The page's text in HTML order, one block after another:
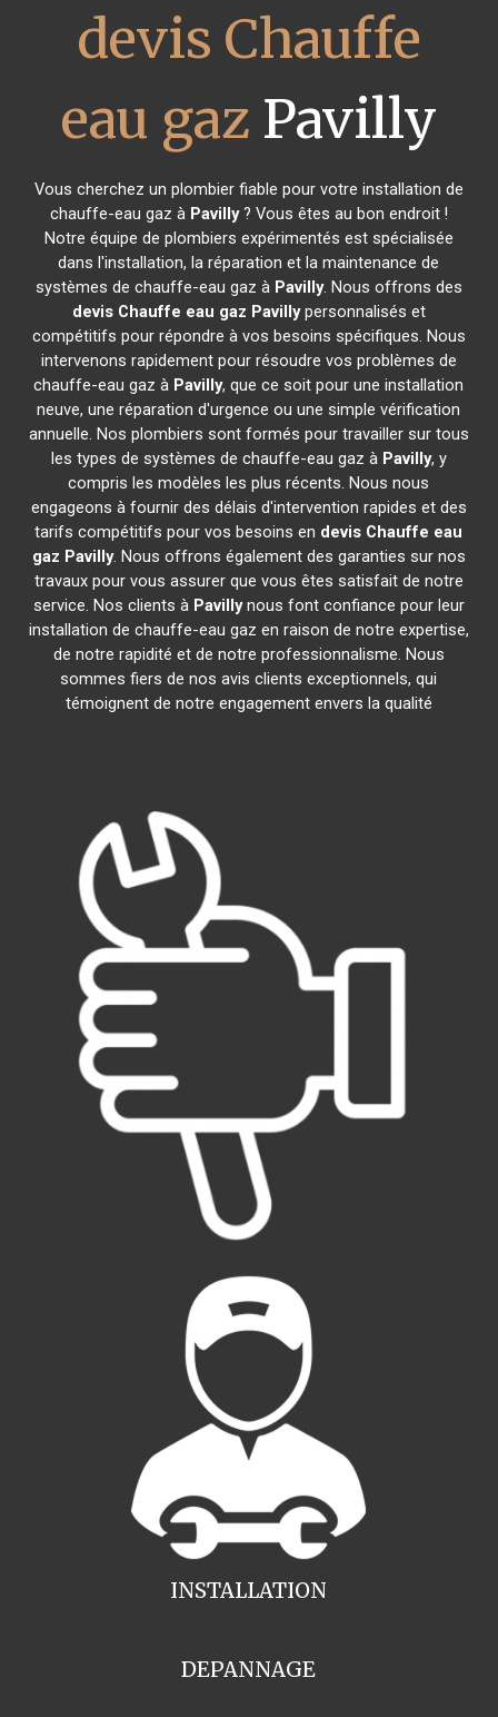
devis Chauffe
eau gaz Pavilly
Vous cherchez un plombier fiable pour votre installation de
chauffe-eau gaz à Pavilly? Vous êtes au bon endroit !
Notre équipe de plombiers expérimentés est spécialisée
dans l'installation, la réparation et la maintenance de
systèmes de chauffe-eau gaz à Pavilly. Nous offrons des
devis Chauffe eau gaz Pavillypersonnalisés et
compétitifs pour répondre à vos besoins spécifiques. Nous
intervenons rapidement pour résoudre vos problèmes de
chauffe-eau gaz à Pavilly, que ce soit pour une installation
neuve, une réparation d'urgence ou une simple vérification
annuelle. Nos plombiers sont formés pour travailler sur tous
les types de systèmes de chauffe-eau gaz à Pavilly, y
compris les modèles les plus récents. Nous nous
engageons à fournir des délais d'intervention rapides et des
tarifs compétitifs pour vos besoins en devis Chauffe eau
gaz Pavilly. Nous offrons également des garanties sur nos
travaux pour vous assurer que vous êtes satisfait de notre
service. Nos clients à Pavillynous font confiance pour leur
installation de chauffe-eau gaz en raison de notre expertise,
de notre rapidité et de notre professionnalisme. Nous
sommes fiers de nos avis clients exceptionnels, qui
témoignent de notre engagement envers la qualité
INSTALLATION
DEPANNAGE